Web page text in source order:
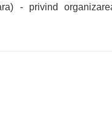
- privind